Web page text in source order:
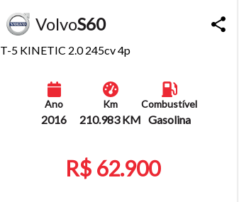
VolvoS60
T-5 KINETIC 2.0 245cv 4p
Ano
2016
Km
210.983 KM
Combustível
Gasolina
R$ 62.900